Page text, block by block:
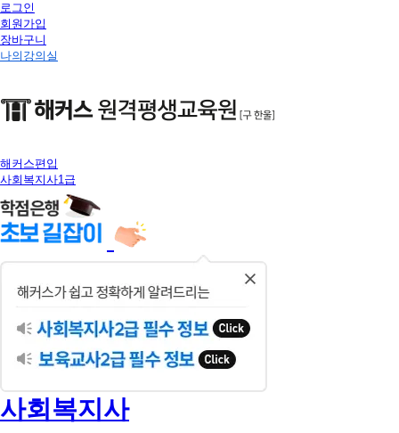
로그인
회원가입
장바구니
나의강의실
해커스편입
사회복지사1급
사회복지사